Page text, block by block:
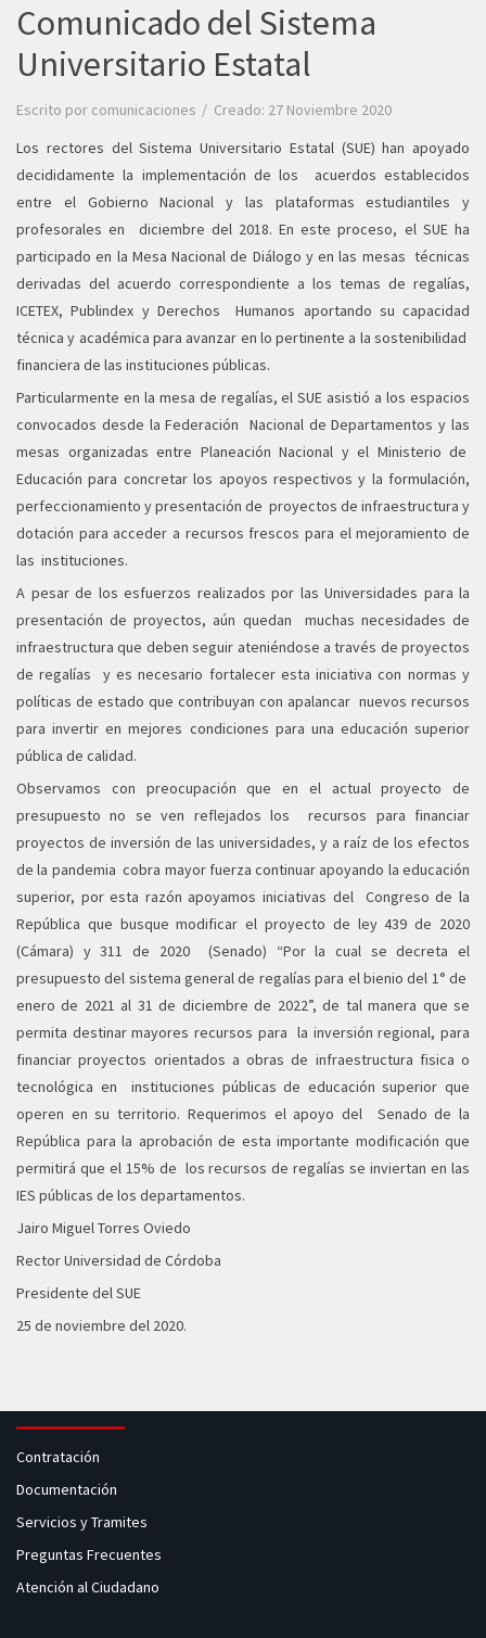
Comunicado del Sistema
Universitario Estatal
Escrito por comunicaciones
Creado: 27 Noviembre 2020
Los rectores del Sistema Universitario Estatal (SUE) han apoyado
decididamente la implementación de los acuerdos establecidos
entre el Gobierno Nacional y las plataformas estudiantiles y
profesorales en diciembre del 2018. En este proceso, el SUE ha
participado en la Mesa Nacional de Diálogo y en las mesas técnicas
derivadas del acuerdo correspondiente a los temas de regalías,
ICETEX, Publindex y Derechos Humanos aportando su capacidad
técnica y académica para avanzar en lo pertinente a la sostenibilidad
financiera de las instituciones públicas.
Particularmente en la mesa de regalías, el SUE asistió a los espacios
convocados desde la Federación Nacional de Departamentos y las
mesas organizadas entre Planeación Nacional y el Ministerio de
Educación para concretar los apoyos respectivos y la formulación,
perfeccionamiento y presentación de proyectos de infraestructura y
dotación para acceder a recursos frescos para el mejoramiento de
las instituciones.
A pesar de los esfuerzos realizados por las Universidades para la
presentación de proyectos, aún quedan muchas necesidades de
infraestructura que deben seguir ateniéndose a través de proyectos
de regalías y es necesario fortalecer esta iniciativa con normas y
políticas de estado que contribuyan con apalancar nuevos recursos
para invertir en mejores condiciones para una educación superior
pública de calidad.
Observamos con preocupación que en el actual proyecto de
presupuesto no se ven reflejados los recursos para financiar
proyectos de inversión de las universidades, y a raíz de los efectos
de la pandemia cobra mayor fuerza continuar apoyando la educación
superior, por esta razón apoyamos iniciativas del Congreso de la
República que busque modificar el proyecto de ley 439 de 2020
(Cámara) y 311 de 2020 (Senado) “Por la cual se decreta el
presupuesto del sistema general de regalías para el bienio del 1° de
enero de 2021 al 31 de diciembre de 2022”, de tal manera que se
permita destinar mayores recursos para la inversión regional, para
financiar proyectos orientados a obras de infraestructura fisica o
tecnológica en instituciones públicas de educación superior que
operen en su territorio. Requerimos el apoyo del Senado de la
República para la aprobación de esta importante modificación que
permitirá que el 15% de los recursos de regalías se inviertan en las
IES públicas de los departamentos.
Jairo Miguel Torres Oviedo
Rector Universidad de Córdoba
Presidente del SUE
25 de noviembre del 2020.
Contratación
Documentación
Servicios y Tramites
Preguntas Frecuentes
Atención al Ciudadano